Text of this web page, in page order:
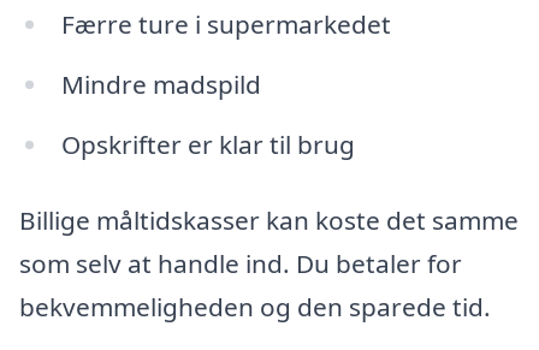
Færre ture i supermarkedet
Mindre madspild
Opskrifter er klar til brug
Billige måltidskasser kan koste det samme
som selv at handle ind. Du betaler for
bekvemmeligheden og den sparede tid.